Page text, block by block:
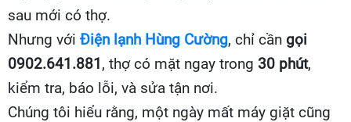
sau mới có thợ.
Nhưng với Điện lạnh Hùng Cường, chỉ cần gọi
0902.641.881 , thợ có mặt ngay trong 30 phút,
kiểm tra, báo lỗi, và sửa tận nơi.
Chúng tôi hiểu rằng, một ngày mất máy giặt cũng